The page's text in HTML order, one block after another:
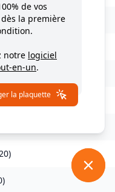
(68220)
)
)
de vos
dès la première
notre logiciel
en-un.
la plaquette